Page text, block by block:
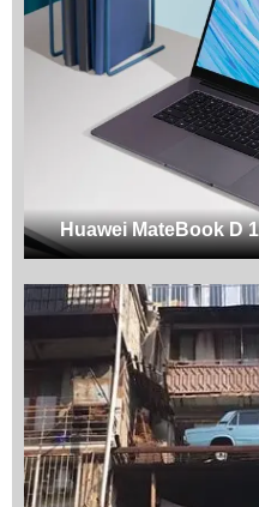
Huawei MateBook D